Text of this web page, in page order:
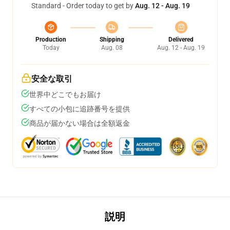
Standard - Order today to get byAug. 12 - Aug. 19
Production
Today
Shipping
Aug. 08
Delivered
Aug. 12 - Aug. 19
安全な取引
世界中どこでもお届け
すべての小包に追跡番号を提供
商品が届かない場合は全額返金
説明